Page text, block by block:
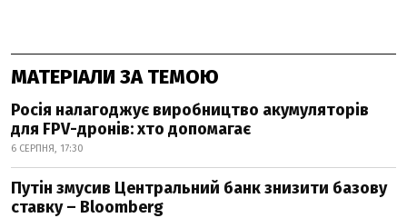
МАТЕРІАЛИ ЗА ТЕМОЮ
Росія налагоджує виробництво акумуляторів
для FPV-дронів: хто допомагає
6 СЕРПНЯ, 17:30
Путін змусив Центральний банк знизити базову
ставку – Bloomberg